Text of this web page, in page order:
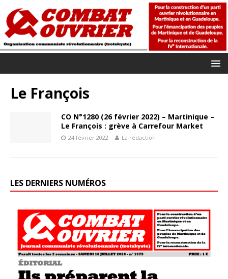
Le François
CO N°1280 (26 février 2022) – Martinique –
Le François : grève à Carrefour Market
24 février 2022 La rédaction
LES DERNIERS NUMÉROS